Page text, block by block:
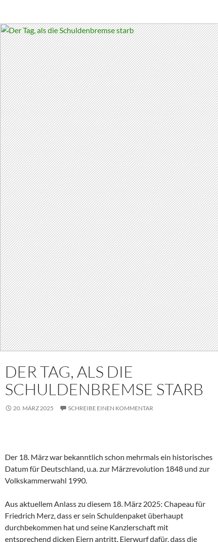
DER TAG, ALS DIE
SCHULDENBREMSE STARB
20. MÄRZ 2025 SCHREIBE EINEN KOMMENTAR
Der 18. März war bekanntlich schon mehrmals ein historisches
Datum für Deutschland, u.a. zur Märzrevolution 1848 und zur
Volkskammerwahl 1990.
Aus aktuellem Anlass zu diesem 18. März 2025: Chapeau für
Friedrich Merz, dass er sein Schuldenpaket überhaupt
durchbekommen hat und seine Kanzlerschaft mit
entsprechend dicken Eiern antritt. Eierwurf dafür, dass die